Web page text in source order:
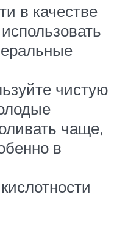
в качестве
чистую
чаще,
в